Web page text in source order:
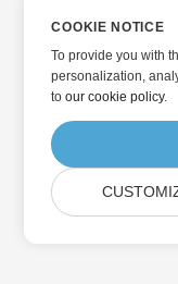
COOKIE NOTICE
To provide you with
personalization,
toour cookie policy.